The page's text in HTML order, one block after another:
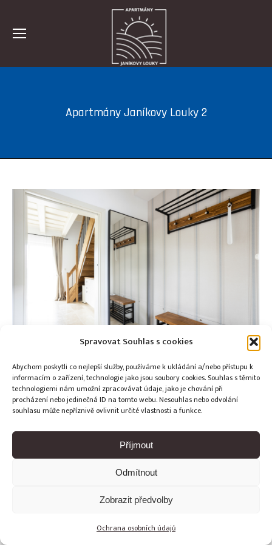
Spravovat Souhlas s cookies
Abychom poskytli co nejlepší služby, používáme k ukládání a/nebo přístupu k
informacím o zařízení, technologie jako jsou soubory cookies. Souhlas s těmito
technologiemi nám umožní zpracovávat údaje, jako je chování při
procházení nebo jedinečná ID na tomto webu. Nesouhlas nebo odvolání
souhlasu může nepříznivě ovlivnit určité vlastnosti a funkce.
Příjmout
Odmítnout
Zobrazit předvolby
Ochrana osobních údajů
Apartmány Janíkovy Louky 2
Copyright © Weiron Dynamics, s.r.o. |Tvorba webových stránek